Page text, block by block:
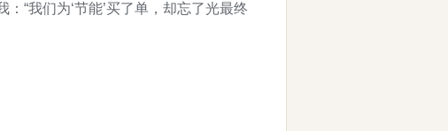
“我们为‘节能’买了单，却忘了光最终